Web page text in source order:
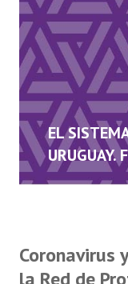
EL
Coronavirus
la Red de